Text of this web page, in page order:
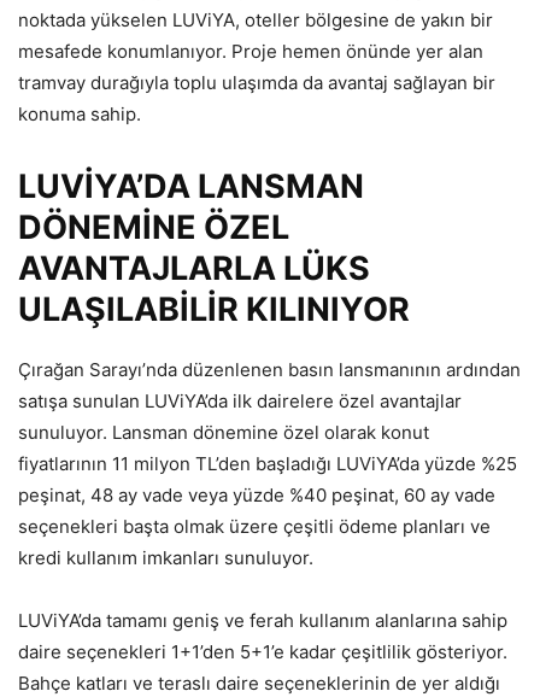
noktada yükselen LUViYA, oteller bölgesine de yakın bir
mesafede konumlanıyor. Proje hemen önünde yer alan
tramvay durağıyla toplu ulaşımda da avantaj sağlayan bir
konuma sahip.
LUVİYA’DA LANSMAN
DÖNEMİNE ÖZEL
AVANTAJLARLA LÜKS
ULAŞILABİLİR KILINIYOR
Çırağan Sarayı’nda düzenlenen basın lansmanının ardından
satışa sunulan LUViYA’da ilk dairelere özel avantajlar
sunuluyor. Lansman dönemine özel olarak konut
fiyatlarının 11 milyon TL’den başladığı LUViYA’da yüzde %25
peşinat, 48 ay vade veya yüzde %40 peşinat, 60 ay vade
seçenekleri başta olmak üzere çeşitli ödeme planları ve
kredi kullanım imkanları sunuluyor.
LUViYA’da tamamı geniş ve ferah kullanım alanlarına sahip
daire seçenekleri 1+1’den 5+1’e kadar çeşitlilik gösteriyor.
Bahçe katları ve teraslı daire seçeneklerinin de yer aldığı